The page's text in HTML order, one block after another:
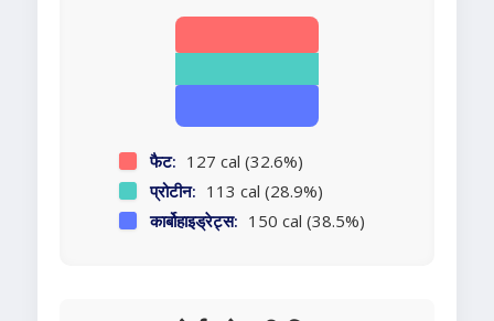
फैट: 127 cal (32.6%)
प्रोटीन: 113 cal (28.9%)
कार्बोहाइड्रेट्स: 150 cal (38.5%)